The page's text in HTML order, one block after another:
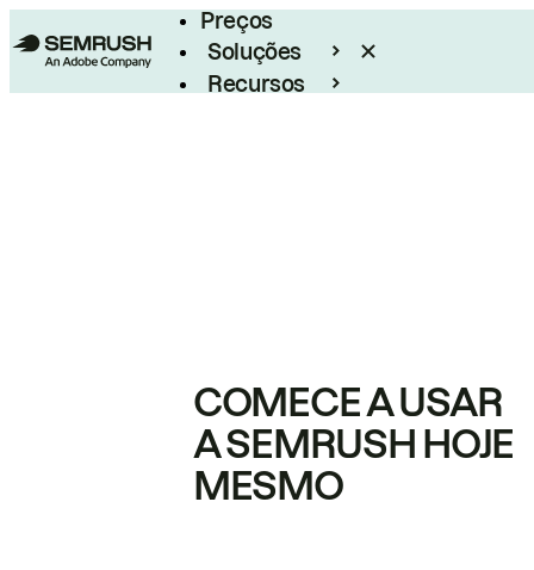
Preços
Soluções
Recursos
COMECE A USAR
A SEMRUSH HOJE
MESMO